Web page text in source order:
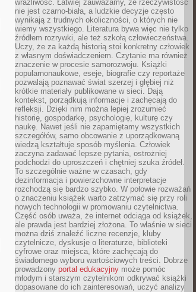
wrażliwość. Łatwiej zauważamy, że rzeczywistość
nie jest czarno-biała, a ludzkie decyzje często
wynikają z trudnych okoliczności, o których nie
wiemy wszystkiego. Literatura bywa więc nie tylko
źródłem rozrywki, ale też szkołą człowieczeństwa.
Uczy, że za każdą historią stoi konkretny człowiek
z własnym doświadczeniem. Czytanie ma również
znaczenie w procesie samorozwoju. Książki
popularnonaukowe, eseje, biografie czy reportaże
pozwalają poznawać świat szerzej i głębiej niż
krótkie materiały publikowane w sieci. Dają
kontekst, porządkują informacje i zachęcają do
refleksji. Dzięki nim można lepiej zrozumieć
historię, gospodarkę, psychologię, kulturę czy
naukę. Nawet jeśli nie zapamiętamy wszystkich
szczegółów, samo obcowanie z uporządkowaną
wiedzą kształtuje sposób myślenia. Człowiek
zaczyna zadawać lepsze pytania, ostrożniej
podchodzi do uproszczeń i chętniej szuka źródeł.
To szczególnie ważne w czasach, gdy
dezinformacja i powierzchowne interpretacje
rozchodzą się bardzo szybko. W połowie rozważań
o znaczeniu książek warto zatrzymać się przy roli
nowych technologii w promowaniu czytelnictwa.
Część osób uważa, że internet odciąga od książek,
ale prawda jest bardziej złożona. To właśnie w sieci
można dziś znaleźć liczne recenzje, kluby
czytelnicze, dyskusje o literaturze, biblioteki
cyfrowe oraz miejsca, które zachęcają do
świadomego wyboru wartościowych treści. Dobrze
prowadzony portal edukacyjny może pomóc
młodym i starszym czytelnikom odkrywać książki
dopasowane do ich zainteresowań, uczyć analizy